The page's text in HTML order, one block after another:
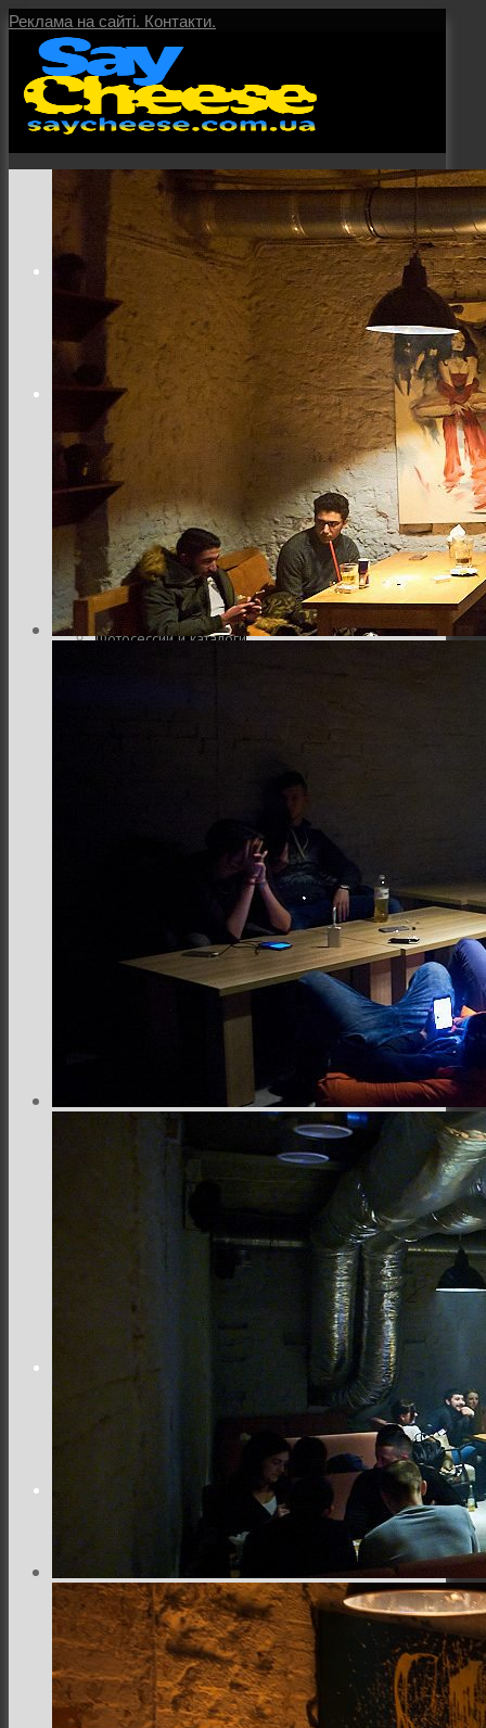
Реклама на сайті. Контакти.
Головна
Послуги
Интерьер и архитектура
Фотосессии и каталоги
Семейная и детская фотосъемка
Свадебная фотосъёмка
Доставка їжі